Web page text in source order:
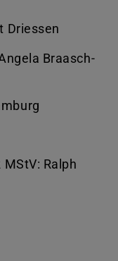
Driessen
Braasch-
Ralph